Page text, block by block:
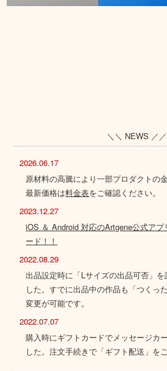
＼＼ NEWS ／／
2026.06.17
原材料の高騰により一部プロダクトの
最新価格は料金表をご確認ください。
2023.12.27
iOS ＆ Android 対応のArtgene公式ア
ード！！
2022.08.29
出品設定時に「Lサイズの出品可否」
した。すでに出品中の作品も「つくっ
変更が可能です。
2022.07.07
購入時にギフトカードでメッセージカ
した。注文手続きで「ギフト配送」を